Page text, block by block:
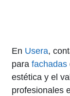
En Usera,
para fachadas
estética y el
profesionales